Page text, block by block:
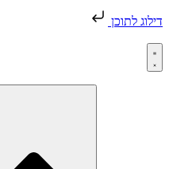
דילוג לתוכן